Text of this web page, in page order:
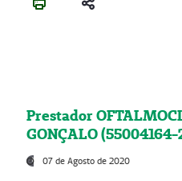
Prestador
GONÇALO (55004164-
07 de Agosto de 2020